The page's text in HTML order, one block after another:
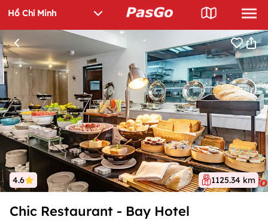
4.6 1125.34 km
Chic Restaurant - Bay Hotel